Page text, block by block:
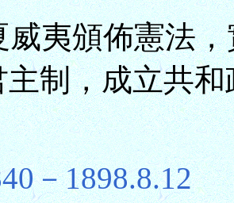
威夷頒佈憲法
制，成立共
－1898.8.12